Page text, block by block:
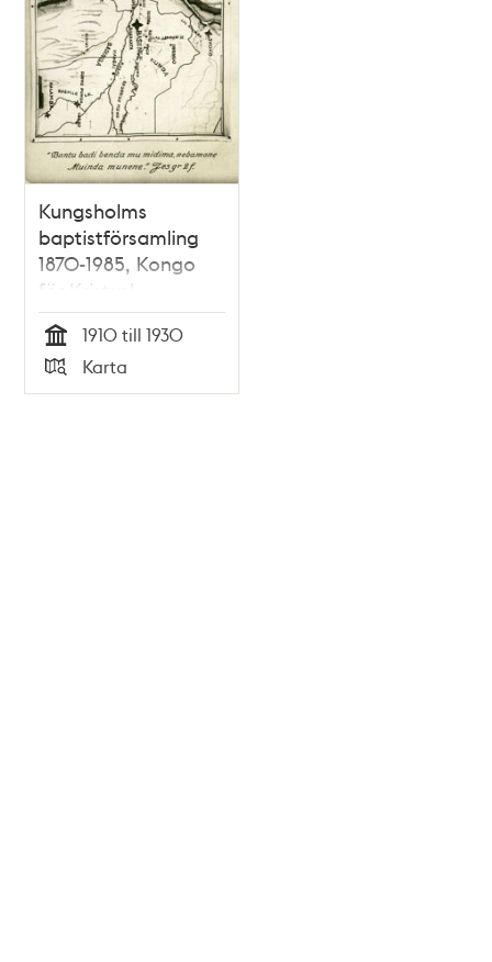
Kungsholms
baptistförsamling
1870-1985, Kongo
för Kristus!
Tid
1910 till 1930
Typ
Karta